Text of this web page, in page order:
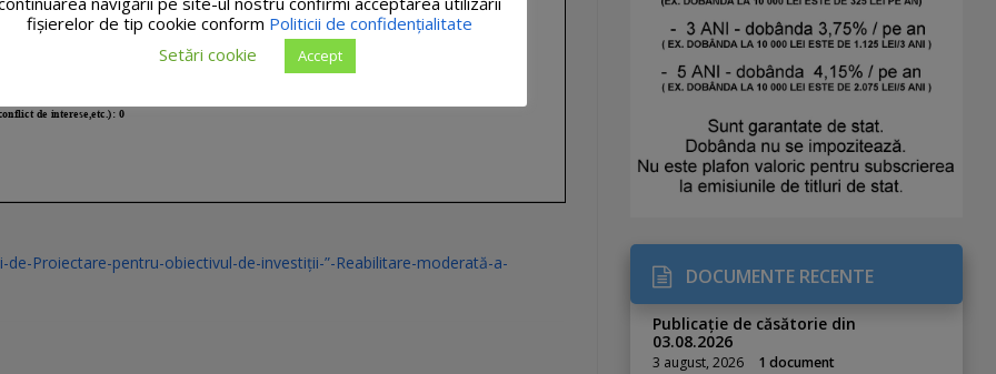
Proiectare-pentru-obiectivul-de-investiții-”-Reabilitare-moderată-a-
DOCUMENTE RECENTE
Publicație de căsătorie din
03.08.2026
3 august, 2026 1 document
fişierelor de tip cookie conform Politicii de confidențialitate
Setări cookie
Accept